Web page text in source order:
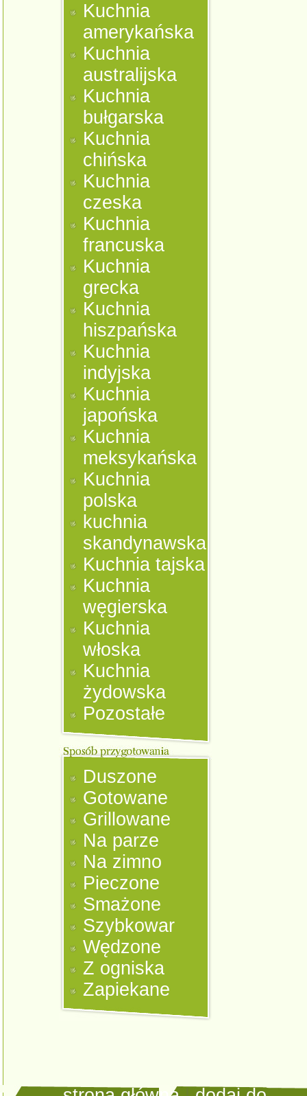
Kuchnia
amerykańska
Kuchnia
australijska
Kuchnia
bułgarska
Kuchnia
chińska
Kuchnia
czeska
Kuchnia
francuska
Kuchnia
grecka
Kuchnia
hiszpańska
Kuchnia
indyjska
Kuchnia
japońska
Kuchnia
meksykańska
Kuchnia
polska
kuchnia
skandynawska
Kuchnia tajska
Kuchnia
węgierska
Kuchnia
włoska
Kuchnia
żydowska
Pozostałe
Duszone
Gotowane
Grillowane
Na parze
Na zimno
Pieczone
Smażone
Szybkowar
Wędzone
Z ogniska
Zapiekane